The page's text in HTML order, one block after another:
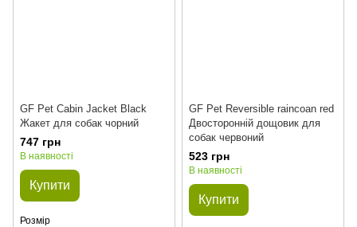
GF Pet Cabin Jacket Black
Жакет для собак чорний
747 грн
В наявності
Купити
Розмір
GF Pet Reversible raincoan red
Двосторонній дощовик для
собак червоний
523 грн
В наявності
Купити